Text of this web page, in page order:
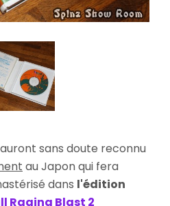
sans doute reconnu
au Japon qui fera
dans l'édition
Raging Blast 2